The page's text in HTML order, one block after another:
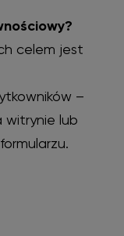
celem jest
–
witrynie lub